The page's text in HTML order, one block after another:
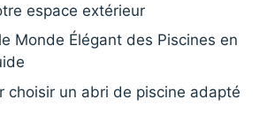
espace extérieur
Monde Élégant des Piscines en
choisir un abri de piscine adapté